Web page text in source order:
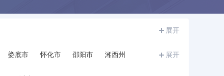
展开
娄底市 怀化市 邵阳市 湘西州 展开